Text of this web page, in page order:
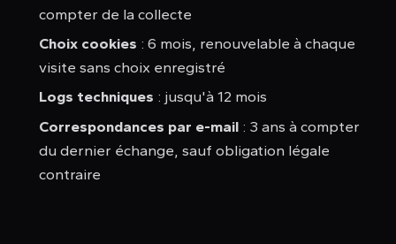
compter de la collecte
Choix cookies : 6 mois, renouvelable à chaque
visite sans choix enregistré
Logs techniques : jusqu'à 12 mois
Correspondances par e-mail : 3 ans à compter
du dernier échange, sauf obligation légale
contraire